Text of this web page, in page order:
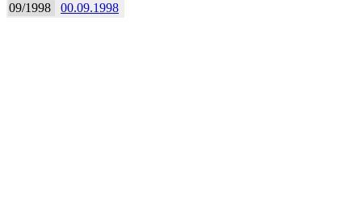
09/1998
00.09.1998